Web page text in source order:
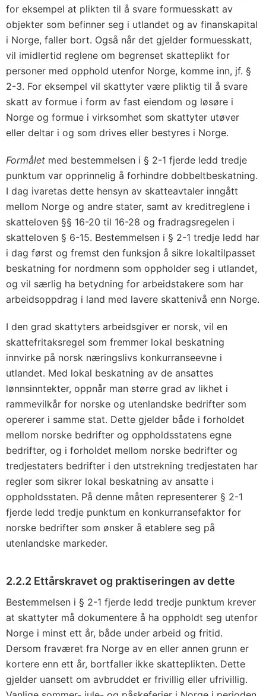
for eksempel at plikten til å svare formuesskatt av
objekter som befinner seg i utlandet og av finanskapital
i Norge, faller bort. Også når det gjelder formuesskatt,
vil imidlertid reglene om begrenset skatteplikt for
personer med opphold utenfor Norge, komme inn, jf. §
2-3. For eksempel vil skattyter være pliktig til å svare
skatt av formue i form av fast eiendom og løsøre i
Norge og formue i virksomhet som skattyter utøver
eller deltar i og som drives eller bestyres i Norge.
Formålet med bestemmelsen i § 2-1 fjerde ledd tredje
punktum var opprinnelig å forhindre dobbeltbeskatning.
I dag ivaretas dette hensyn av skatteavtaler inngått
mellom Norge og andre stater, samt av kreditreglene i
skatteloven §§ 16-20 til 16-28 og fradragsregelen i
skatteloven § 6-15. Bestemmelsen i § 2-1 tredje ledd har
i dag først og fremst den funksjon å sikre lokaltilpasset
beskatning for nordmenn som oppholder seg i utlandet,
og vil særlig ha betydning for arbeidstakere som har
arbeidsoppdrag i land med lavere skattenivå enn Norge.
I den grad skattyters arbeidsgiver er norsk, vil en
skattefritaksregel som fremmer lokal beskatning
innvirke på norsk næringslivs konkurranseevne i
utlandet. Med lokal beskatning av de ansattes
lønnsinntekter, oppnår man større grad av likhet i
rammevilkår for norske og utenlandske bedrifter som
opererer i samme stat. Dette gjelder både i forholdet
mellom norske bedrifter og oppholdsstatens egne
bedrifter, og i forholdet mellom norske bedrifter og
tredjestaters bedrifter i den utstrekning tredjestaten har
regler som sikrer lokal beskatning av ansatte i
oppholdsstaten. På denne måten representerer § 2-1
fjerde ledd tredje punktum en konkurransefaktor for
norske bedrifter som ønsker å etablere seg på
utenlandske markeder.
2.2.2 Ettårskravet og praktiseringen av dette
Bestemmelsen i § 2-1 fjerde ledd tredje punktum krever
at skattyter må dokumentere å ha oppholdt seg utenfor
Norge i minst ett år, både under arbeid og fritid.
Dersom fraværet fra Norge av en eller annen grunn er
kortere enn ett år, bortfaller ikke skatteplikten. Dette
gjelder uansett om avbruddet er frivillig eller ufrivillig.